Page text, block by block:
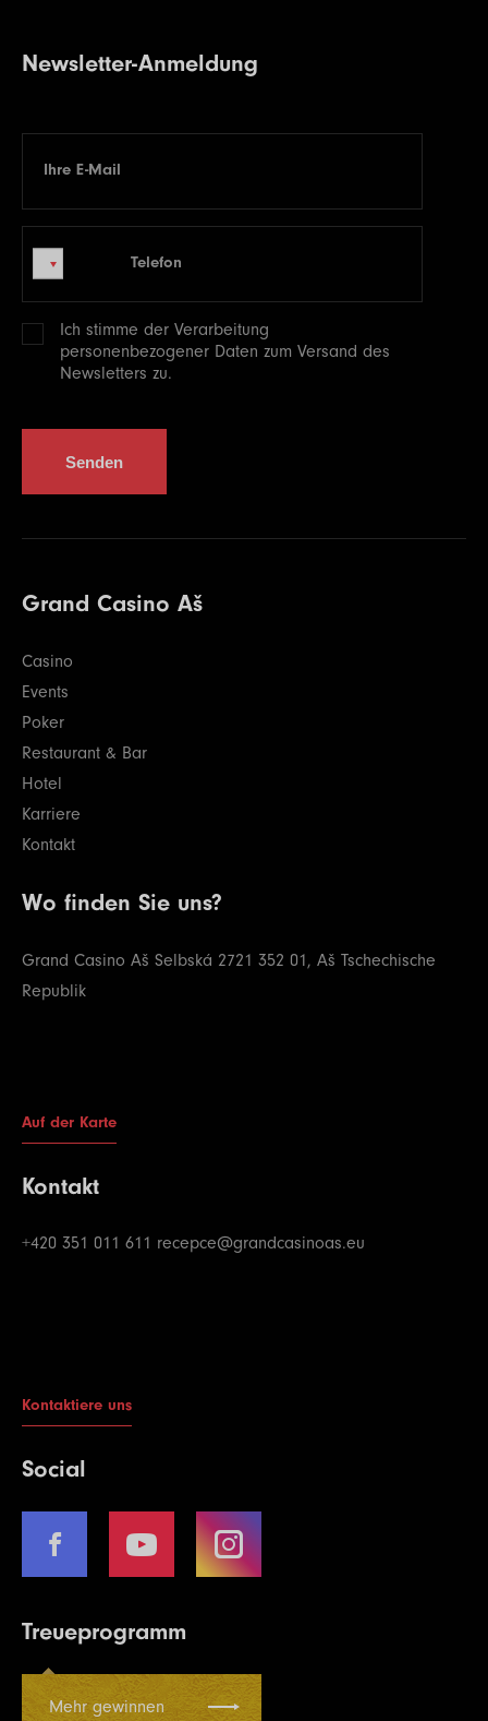
Newsletter-Anmeldung
Ihre E-Mail
Telefon
Ich stimme der Verarbeitung
personenbezogener Daten zum Versand des
Newsletters zu.
Senden
Grand Casino Aš
Casino
Events
Poker
Restaurant & Bar
Hotel
Karriere
Kontakt
Wo finden Sie uns?
Grand Casino Aš Selbská 2721 352 01, Aš Tschechische
Republik
Auf der Karte
Kontakt
+420 351 011 611 recepce@grandcasinoas.eu
Kontaktiere uns
Social
Treueprogramm
Mehr gewinnen